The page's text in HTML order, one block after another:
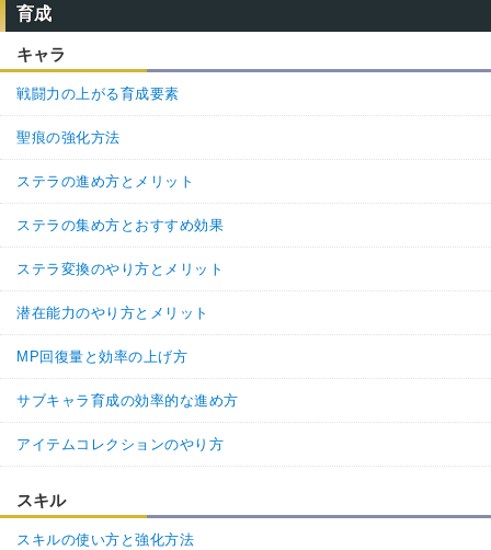
育成
キャラ
戦闘力の上がる育成要素
聖痕の強化方法
ステラの進め方とメリット
ステラの集め方とおすすめ効果
ステラ変換のやり方とメリット
潜在能力のやり方とメリット
MP回復量と効率の上げ方
サブキャラ育成の効率的な進め方
アイテムコレクションのやり方
スキル
スキルの使い方と強化方法